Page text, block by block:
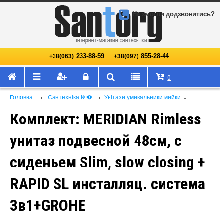
+38(063) 233-88-59 +38(097) 855-28-44
Не змогли додзвонитись?
0
Головна → Сантехніка №❶ → Унітази умивальники мийки ↓
Комплект: MERIDIAN Rimless
унитаз подвесной 48см, с
сиденьем Slim, slow closing +
RAPID SL инсталляц. система
3в1+GROHE